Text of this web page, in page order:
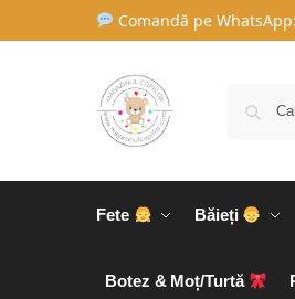
Comandă pe WhatsApp:
Fete Băieți
Botez & Moț/Turtă